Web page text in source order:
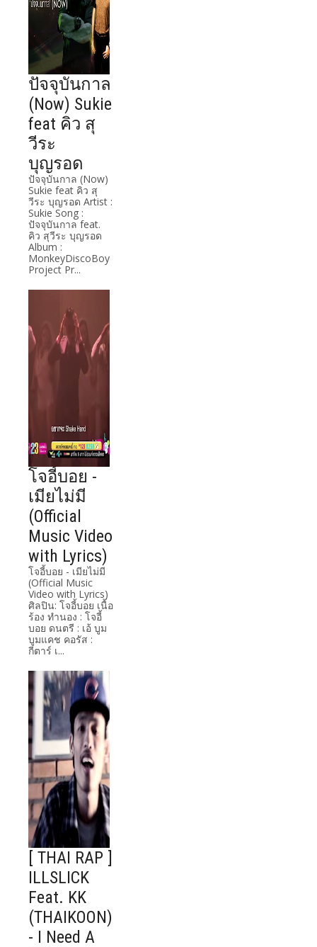
ปัจจุบันกาล
(Now) Sukie
feat คิว สุ
วีระ
บุญรอด
ปัจจุบันกาล (Now)
Sukie feat คิว สุ
วีระ บุญรอด Artist :
Sukie Song :
ปัจจุบันกาล feat.
คิว สุวีระ บุญรอด
Album :
MonkeyDiscoBoy
Project Pr...
โจอี้บอย -
เมียไม่มี
(Official
Music Video
with Lyrics)
โจอี้บอย - เมียไม่มี
(Official Music
Video with Lyrics)
ศิลปิน: โจอี้บอย เนื้อ
ร้อง ทำนอง : โจอี้
บอย ดนตรี : เอ้ บูม
บูมแคช คอรัส :
กีตาร์ เ...
[ THAI RAP ]
ILLSLICK
Feat. KK
(THAIKOON)
- I Need A